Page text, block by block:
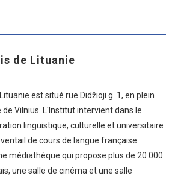
de Lituanie
est situé rue Didžioji g. 1, en plein
de Vilnius. L'Institut intervient dans le
linguistique, culturelle et universitaire
de cours de langue française.
médiathèque qui propose plus de 20 000
une salle de cinéma et une salle